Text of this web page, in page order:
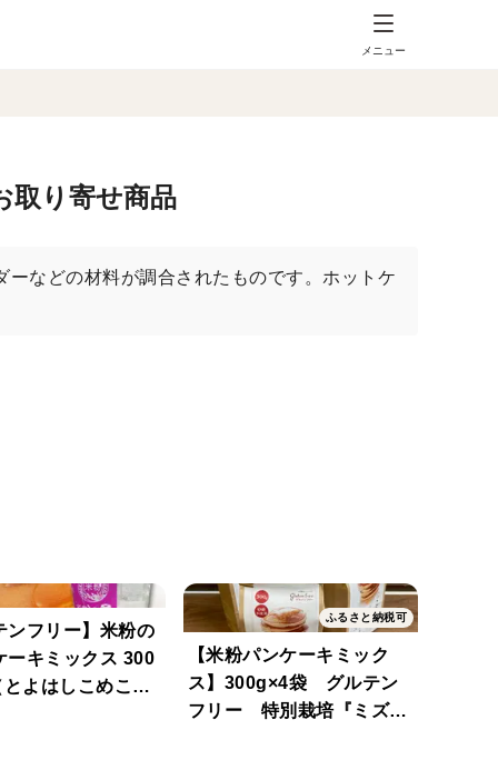
メニュー
取り寄せ商品
などの材料が調合されたものです。ホットケ
ンフリー】米粉の
ーキミックス 300
よはしこめこ使
ふるさと納税可
【米粉パンケーキミック
ス】300g×4袋 グルテン
フリー 特別栽培『ミズホ